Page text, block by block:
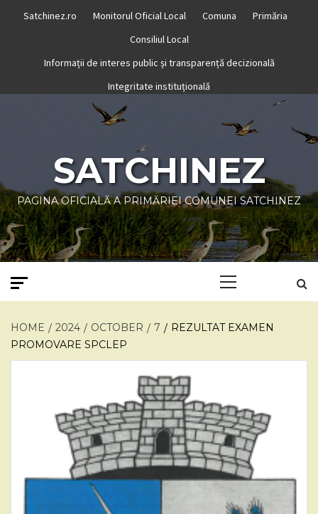
Satchinez.ro Monitorul Oficial Local Comuna
Primăria
Consiliul Local
Informații de interes public și transparență decizională
Integritate instituțională
SATCHINEZ
PAGINA OFICIALĂ A PRIMĂRIEI COMUNEI SATCHINEZ
HOME 2024 OCTOBER 7
REZULTAT EXAMEN
PROMOVARE SPCLEP